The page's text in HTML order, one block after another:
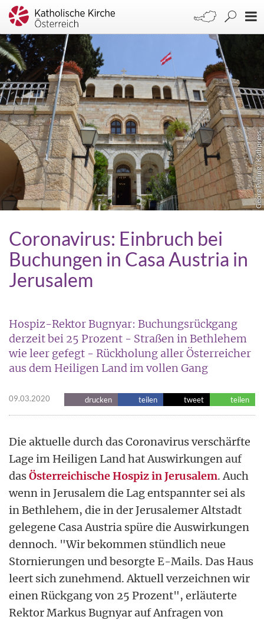
Georg Pulling / Kathpress
Coronavirus: Einbruch bei
Buchungen in Casa Austria in
Jerusalem
Hospiz-Rektor Bugnyar: Buchungsrückgang
derzeit bei 25 Prozent - Straßen in Bethlehem
wie leer gefegt - Rückholung aller Österreicher
aus dem Heiligen Land im vollen Gang
09.03.2020 drucken teilen tweet teilen
Die aktuelle durch das Coronavirus verschärfte
Lage im Heiligen Land hat Auswirkungen auf
dasÖsterreichische Hospiz in Jerusalem. Auch
wenn in Jerusalem die Lag entspannter sei als
in Bethlehem, die in der Jerusalemer Altstadt
gelegene Casa Austria spüre die Auswirkungen
dennoch. "Wir bekommen stündlich neue
Stornierungen und besorgte E-Mails. Das Haus
leert sich zunehmend. Aktuell verzeichnen wir
einen Rückgang von 25 Prozent", erläuterte
Rektor Markus Bugnyar auf Anfragen von